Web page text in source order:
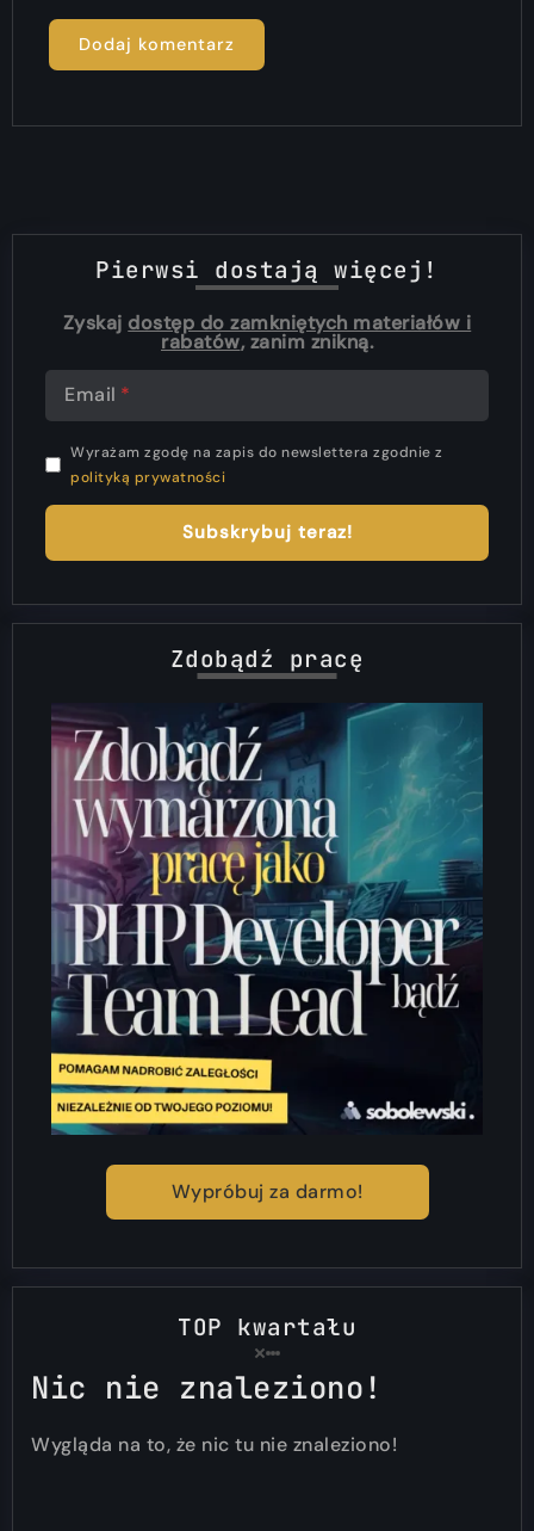
Pierwsi dostają więcej!
Zyskaj dostęp do zamkniętych materiałów i
rabatów, zanim znikną.
Email
Wyrażam zgodę na zapis do newslettera zgodnie z
polityką prywatności
Zdobądź pracę
Wypróbuj za darmo!
TOP kwartału
Nic nie znaleziono!
Wygląda na to, że nic tu nie znaleziono!